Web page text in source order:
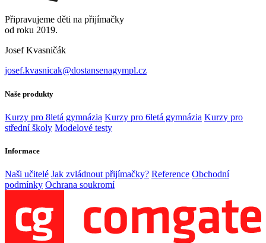
Připravujeme děti na přijímačky
od roku 2019.
Josef Kvasničák
josef.kvasnicak@dostansenagympl.cz
Naše produkty
Kurzy pro 8letá gymnázia Kurzy pro 6letá gymnázia Kurzy pro
střední školy Modelové testy
Informace
Naši učitelé Jak zvládnout přijímačky? Reference Obchodní
podmínky Ochrana soukromí